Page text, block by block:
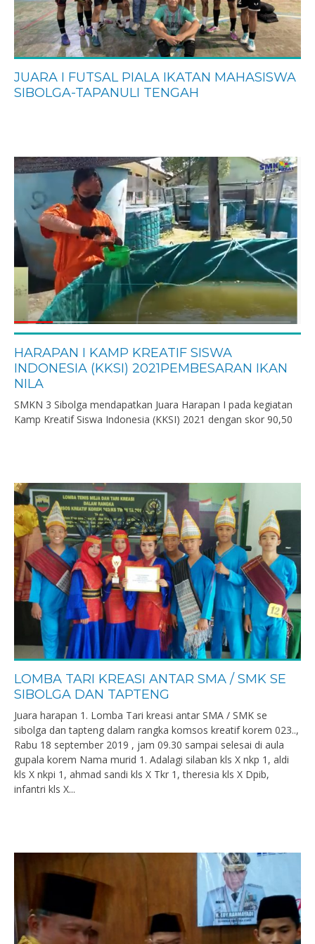
JUARA I FUTSAL PIALA IKATAN MAHASISWA
SIBOLGA-TAPANULI TENGAH
HARAPAN I KAMP KREATIF SISWA
INDONESIA (KKSI) 2021PEMBESARAN IKAN
NILA
SMKN 3 Sibolga mendapatkan Juara Harapan I pada kegiatan
Kamp Kreatif Siswa Indonesia (KKSI) 2021 dengan skor 90,50
LOMBA TARI KREASI ANTAR SMA / SMK SE
SIBOLGA DAN TAPTENG
Juara harapan 1. Lomba Tari kreasi antar SMA / SMK se
sibolga dan tapteng dalam rangka komsos kreatif korem 023..,
Rabu 18 september 2019 , jam 09.30 sampai selesai di aula
gupala korem Nama murid 1. Adalagi silaban kls X nkp 1, aldi
kls X nkpi 1, ahmad sandi kls X Tkr 1, theresia kls X Dpib,
infantri kls X...